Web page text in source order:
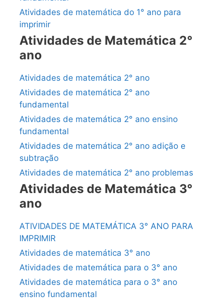
Atividades de matemática do 1° ano para
imprimir
Atividades de Matemática 2°
ano
Atividades de matemática 2° ano
Atividades de matemática 2° ano
fundamental
Atividades de matemática 2° ano ensino
fundamental
Atividades de matemática 2° ano adição e
subtração
Atividades de matemática 2° ano problemas
Atividades de Matemática 3°
ano
ATIVIDADES DE MATEMÁTICA 3° ANO PARA
IMPRIMIR
Atividades de matemática 3° ano
Atividades de matemática para o 3° ano
Atividades de matemática para o 3° ano
ensino fundamental